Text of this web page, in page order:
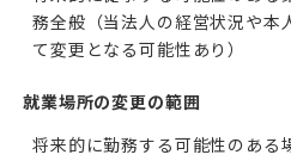
務全般（当法人の経営状況や本
て変更となる可能性あり）
就業場所の変更の範囲
将来的に勤務する可能性のある